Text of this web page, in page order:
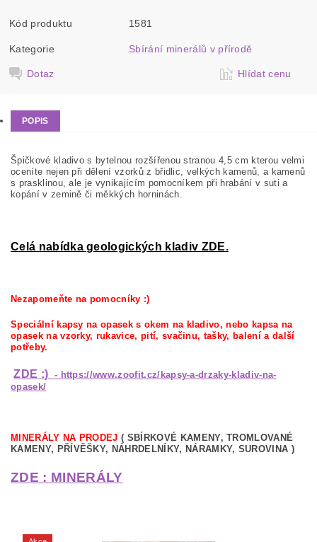
Kód produktu 1581
Kategorie Sbírání minerálů v přírodě
Dotaz Hlídat cenu
POPIS
Špičkové kladivo s bytelnou rozšířenou stranou 4,5 cm kterou velmi
oceníte nejen při dělení vzorků z břidlic, velkých kamenů, a kamenů
s prasklinou, ale je vynikajícím pomocníkem při hrabání v suti a
kopání v zemině či měkkých horninách.
Celá nabídka geologických kladiv ZDE.
Nezapomeňte na pomocníky :)
Speciální kapsy na opasek s okem na kladivo, nebo kapsa na
opasek na vzorky, rukavice, pití, svačinu, tašky, balení a další
potřeby.
ZDE :) - https://www.zoofit.cz/kapsy-a-drzaky-kladiv-na-
opasek/
MINERÁLY NA PRODEJ ( SBÍRKOVÉ KAMENY, TROMLOVANÉ
KAMENY, PŘÍVĚŠKY, NÁHRDELNÍKY, NÁRAMKY, SUROVINA )
ZDE : MINERÁLY